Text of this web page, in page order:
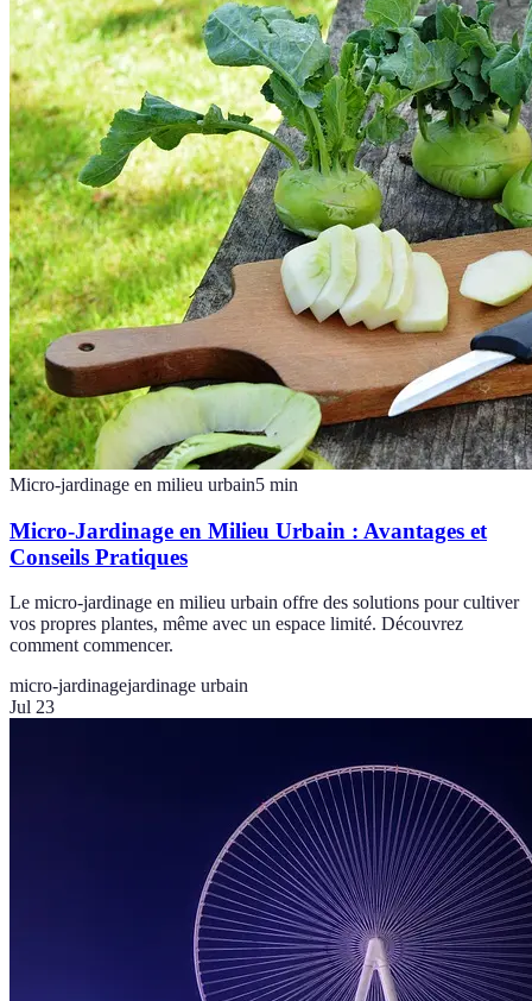
Micro-jardinage en milieu urbain5 min
Micro-Jardinage en Milieu Urbain : Avantages et
Conseils Pratiques
Le micro-jardinage en milieu urbain offre des solutions pour cultiver
vos propres plantes, même avec un espace limité. Découvrez
comment commencer.
micro-jardinagejardinage urbain
Jul 23